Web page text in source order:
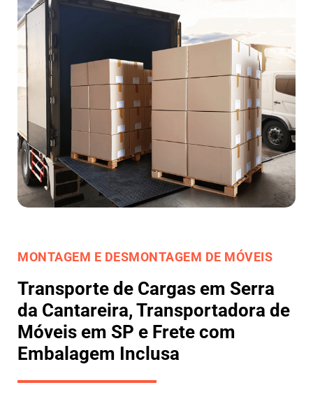
MONTAGEM E DESMONTAGEM DE MÓVEIS
Transporte de Cargas em Serra
da Cantareira, Transportadora de
Móveis em SP e Frete com
Embalagem Inclusa